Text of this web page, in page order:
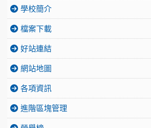
學校簡介
檔案下載
好站連結
網站地圖
各項資訊
進階區塊管理